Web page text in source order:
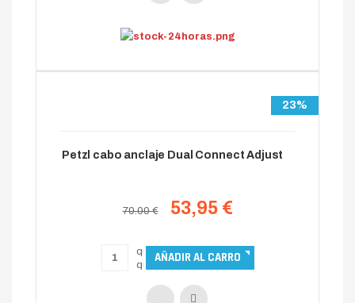
23%
Petzl cabo anclaje Dual Connect Adjust
70.00 € 53,95 €